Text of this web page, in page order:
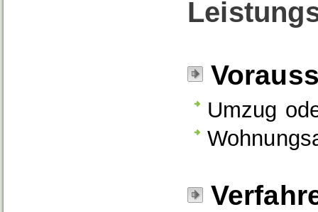
Umzug